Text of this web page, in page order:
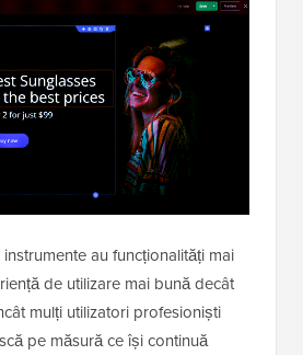
au funcționalități mai
de utilizare mai bună decât
mulți utilizatori profesioniști
pe măsură ce își continuă